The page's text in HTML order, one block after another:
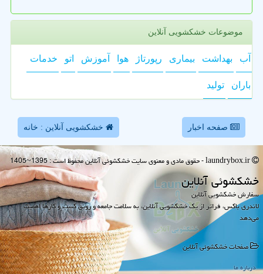
موضوعات خشکشویی آنلاین
آب بهداشت بیماری رپورتاژ هوا آموزش اتو خدمات
باران تولید
صفحه اخبار خشکشویی آنلاین : خانه
خشكشوئی آنلاین
سفارش خشکشویی آنلاین
لاندری باکس، فراتر از یک خشکشویی آنلاین، به سلامت جامعه و رونق کسب و کارها اهمیت
می‌دهد
صفحات خشكشوئی آنلاین
درباره ما